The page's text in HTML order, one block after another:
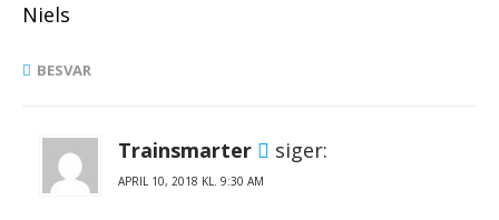
Niels
BESVAR
Trainsmarter siger:
KL.